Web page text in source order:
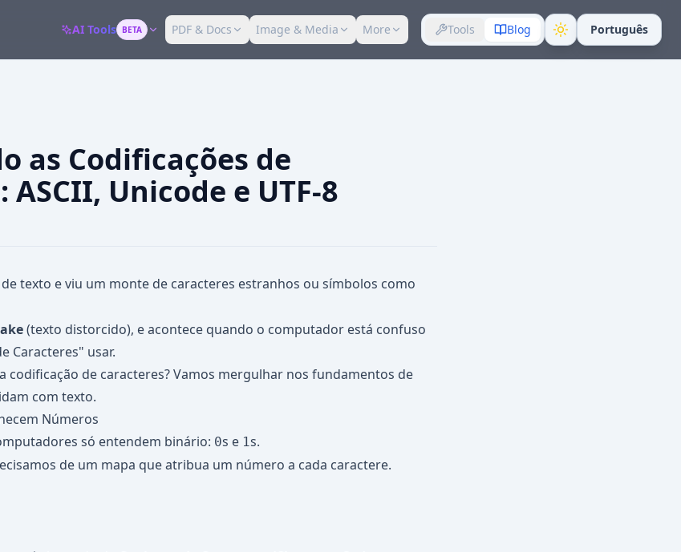
AI Tools BETA PDF & Docs Image & Media More Tools Blog Português
as Codificações de
ASCII, Unicode e UTF-8
texto e viu um monte de caracteres estranhos ou símbolos como
(texto distorcido), e acontece quando o computador está confuso
Caracteres" usar.
codificação de caracteres? Vamos mergulhar nos fundamentos de
com texto.
Números
só entendem binário: 0s e 1s.
de um mapa que atribua um número a cada caractere.